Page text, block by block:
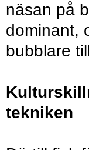
näsan på
dominant,
bubblare
tekniken